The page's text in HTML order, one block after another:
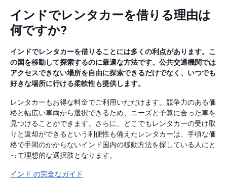
インドでレンタカーを借りる理由は
何ですか?
インドでレンタカーを借りることには多くの利点があります。こ
の国を移動して探索するのに最適な方法です。公共交通機関では
アクセスできない場所を自由に探索できるだけでなく、いつでも
好きな場所に行ける柔軟性も提供します。
レンタカーもお得な料金でご利用いただけます。競争力のある価
格と幅広い車両から選択できるため、ニーズと予算に合った車を
見つけることができます。さらに、どこでもレンタカーの受け取
りと返却ができるという利便性も備えたレンタカーは、手頃な価
格で手間のかからないインド国内の移動方法を探している人にと
って理想的な選択肢となります。
インド の完全なガイド